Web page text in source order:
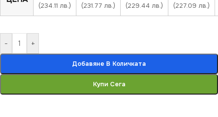
(234.11 лв.) (231.77 лв.) (229.44 лв.) (227.09 лв.)
- +
Добавяне В Количката
Купи Сега